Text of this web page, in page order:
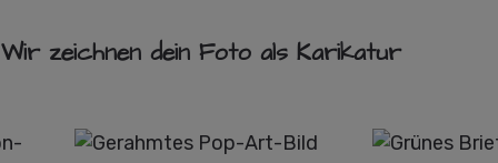
Wir zeichnen dein Foto als Karikatur